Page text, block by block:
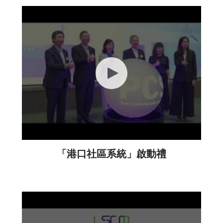
「港口社區系統」啟動禮